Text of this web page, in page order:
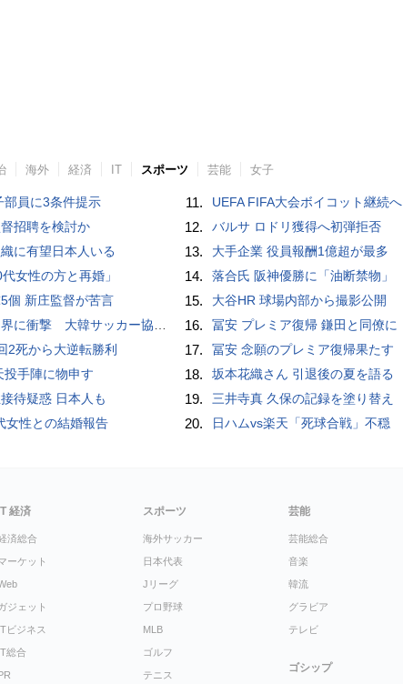
海外 経済 IT スポーツ 芸能 女子
部員に3条件提示
招聘を検討か
に有望日本人いる
女性の方と再婚」
個 新庄監督が苦言
ー協会に外国人審判への“性的接待”疑惑 韓国メディアが報道
2死から大逆転勝利
投手陣に物申す
待疑惑 日本人も
女性との結婚報告
11. UEFA FIFA大会ボイコット継続へ
12. バルサ ロドリ獲得へ初弾拒否
13. 大手企業 役員報酬1億超が最多
14. 落合氏 阪神優勝に「油断禁物」
15. 大谷HR 球場内部から撮影公開
16. 冨安 プレミア復帰 鎌田と同僚に
17. 冨安 念願のプレミア復帰果たす
18. 坂本花織さん 引退後の夏を語る
19. 三井寺真 久保の記録を塗り替え
20. 日ハムvs楽天「死球合戦」不穏
経済
済総合
ーケット
ジェット
ビジネス
総合
スポーツ
海外サッカー
日本代表
Jリーグ
プロ野球
MLB
ゴルフ
テニス
芸能
芸能総合
音楽
韓流
グラビア
テレビ
ゴシップ